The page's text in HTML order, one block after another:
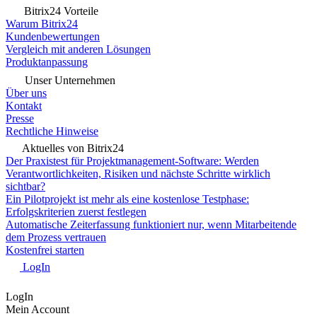
Bitrix24 Vorteile
Warum Bitrix24
Kundenbewertungen
Vergleich mit anderen Lösungen
Produktanpassung
Unser Unternehmen
Über uns
Kontakt
Presse
Rechtliche Hinweise
Aktuelles von Bitrix24
Der Praxistest für Projektmanagement-Software: Werden
Verantwortlichkeiten, Risiken und nächste Schritte wirklich
sichtbar?
Ein Pilotprojekt ist mehr als eine kostenlose Testphase:
Erfolgskriterien zuerst festlegen
Automatische Zeiterfassung funktioniert nur, wenn Mitarbeitende
dem Prozess vertrauen
Kostenfrei starten
LogIn
LogIn
Mein Account